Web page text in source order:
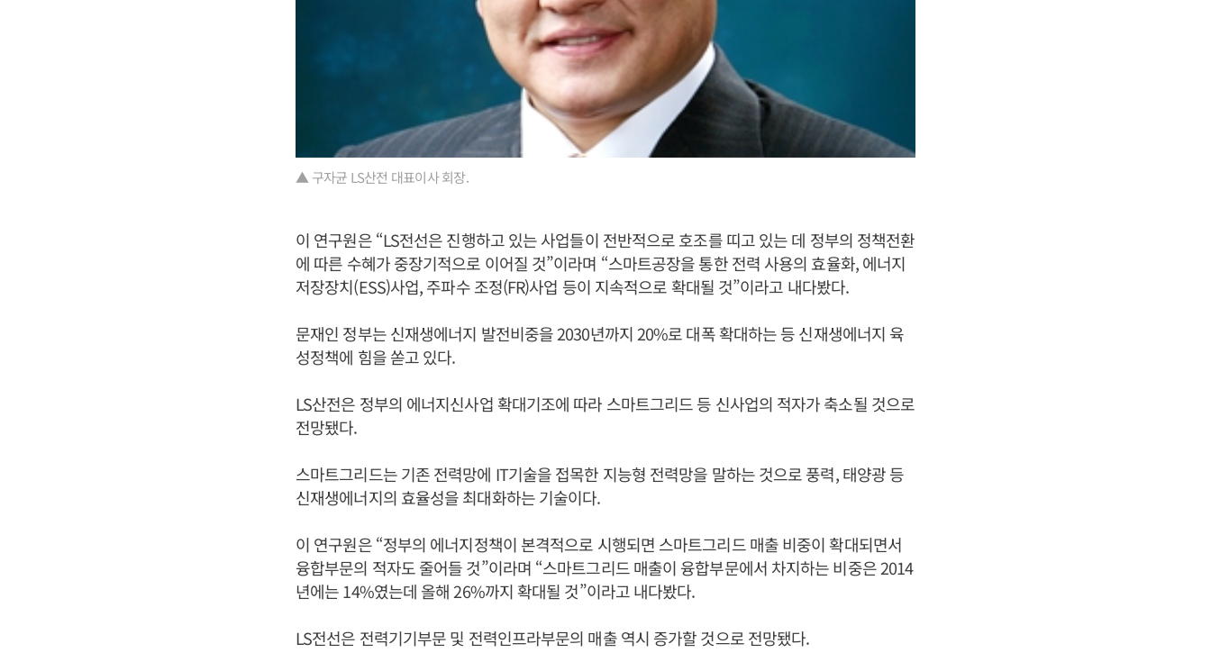
▲ 구자균 LS산전 대표이사 회장.
이 연구원은 “LS전선은 진행하고 있는 사업들이 전반적으로 호조를 띠고 있는 데 정부의 정책전환
에 따른 수혜가 중장기적으로 이어질 것”이라며 “스마트공장을 통한 전력 사용의 효율화, 에너지
저장장치(ESS)사업, 주파수 조정(FR)사업 등이 지속적으로 확대될 것”이라고 내다봤다.
문재인 정부는 신재생에너지 발전비중을 2030년까지 20%로 대폭 확대하는 등 신재생에너지 육
성정책에 힘을 쏟고 있다.
LS산전은 정부의 에너지신사업 확대기조에 따라 스마트그리드 등 신사업의 적자가 축소될 것으로
전망됐다.
스마트그리드는 기존 전력망에 IT기술을 접목한 지능형 전력망을 말하는 것으로 풍력, 태양광 등
신재생에너지의 효율성을 최대화하는 기술이다.
이 연구원은 “정부의 에너지정책이 본격적으로 시행되면 스마트그리드 매출 비중이 확대되면서
융합부문의 적자도 줄어들 것”이라며 “스마트그리드 매출이 융합부문에서 차지하는 비중은 2014
년에는 14%였는데 올해 26%까지 확대될 것”이라고 내다봤다.
LS전선은 전력기기부문 및 전력인프라부문의 매출 역시 증가할 것으로 전망됐다.